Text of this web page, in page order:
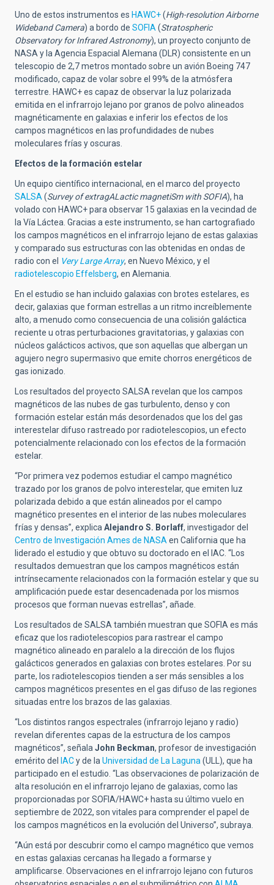
Uno de estos instrumentos es HAWC+(High-resolution Airborne
Wideband Camera) a bordo de SOFIA (Stratospheric
Observatory for Infrared Astronomy), un proyecto conjunto de
NASA y la Agencia Espacial Alemana (DLR) consistente en un
telescopio de 2,7 metros montado sobre un avión Boeing 747
modificado, capaz de volar sobre el 99% de la atmósfera
terrestre. HAWC+ es capaz de observar la luz polarizada
emitida en el infrarrojo lejano por granos de polvo alineados
magnéticamente en galaxias e inferir los efectos de los
campos magnéticos en las profundidades de nubes
moleculares frías y oscuras.
Efectos de la formación estelar
Un equipo científico internacional, en el marco del proyecto
SALSA (Survey of extragALactic magnetiSm with SOFIA), ha
volado con HAWC+ para observar 15 galaxias en la vecindad de
la Vía Láctea. Gracias a este instrumento, se han cartografiado
los campos magnéticos en el infrarrojo lejano de estas galaxias
y comparado sus estructuras con las obtenidas en ondas de
radio con el Very Large Array, en Nuevo México, y el
radiotelescopio Effelsberg, en Alemania.
En el estudio se han incluido galaxias con brotes estelares, es
decir, galaxias que forman estrellas a un ritmo increíblemente
alto, a menudo como consecuencia de una colisión galáctica
reciente u otras perturbaciones gravitatorias, y galaxias con
núcleos galácticos activos, que son aquellas que albergan un
agujero negro supermasivo que emite chorros energéticos de
gas ionizado.
Los resultados del proyecto SALSA revelan que los campos
magnéticos de las nubes de gas turbulento, denso y con
formación estelar están más desordenados que los del gas
interestelar difuso rastreado por radiotelescopios, un efecto
potencialmente relacionado con los efectos de la formación
estelar.
“Por primera vez podemos estudiar el campo magnético
trazado por los granos de polvo interestelar, que emiten luz
polarizada debido a que están alineados por el campo
magnético presentes en el interior de las nubes moleculares
frías y densas”, explica Alejandro S. Borlaff, investigador del
Centro de Investigación Ames de NASA en California que ha
liderado el estudio y que obtuvo su doctorado en el IAC. “Los
resultados demuestran que los campos magnéticos están
intrínsecamente relacionados con la formación estelar y que su
amplificación puede estar desencadenada por los mismos
procesos que forman nuevas estrellas”, añade.
Los resultados de SALSA también muestran que SOFIA es más
eficaz que los radiotelescopios para rastrear el campo
magnético alineado en paralelo a la dirección de los flujos
galácticos generados en galaxias con brotes estelares. Por su
parte, los radiotelescopios tienden a ser más sensibles a los
campos magnéticos presentes en el gas difuso de las regiones
situadas entre los brazos de las galaxias.
“Los distintos rangos espectrales (infrarrojo lejano y radio)
revelan diferentes capas de la estructura de los campos
magnéticos”, señala John Beckman, profesor de investigación
emérito del IACy de la Universidad de La Laguna (ULL), que ha
participado en el estudio. “Las observaciones de polarización de
alta resolución en el infrarrojo lejano de galaxias, como las
proporcionadas por SOFIA/HAWC+ hasta su último vuelo en
septiembre de 2022, son vitales para comprender el papel de
los campos magnéticos en la evolución del Universo”, subraya.
“Aún está por descubrir como el campo magnético que vemos
en estas galaxias cercanas ha llegado a formarse y
amplificarse. Observaciones en el infrarrojo lejano con futuros